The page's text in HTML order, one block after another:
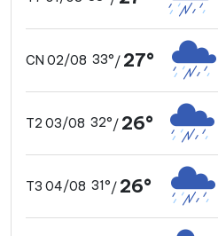
CN 02/08 33°/ 27°
T2 03/08 32°/ 26°
T3 04/08 31°/ 26°